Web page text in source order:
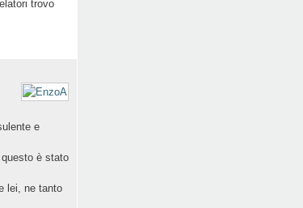
trovo
e
è stato
lei, ne tanto